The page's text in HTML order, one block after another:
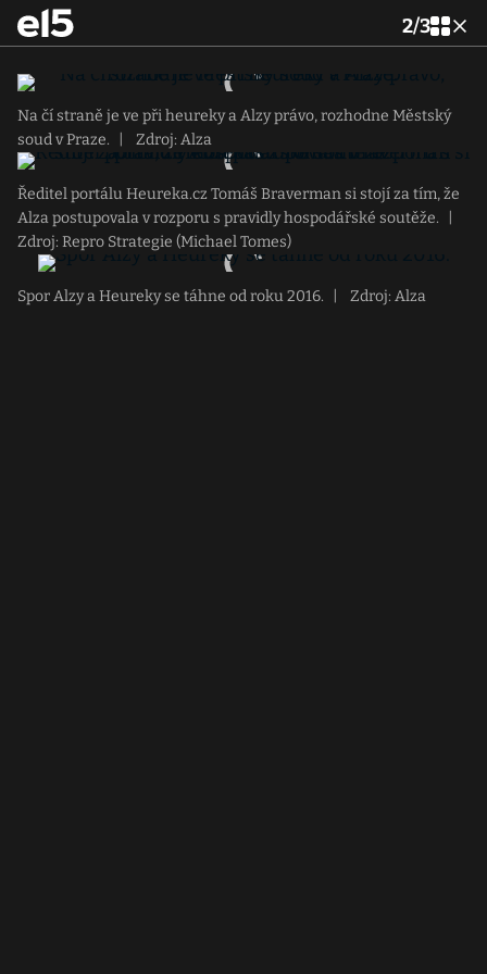
2/3
Na čí straně je ve při heureky a Alzy právo, rozhodne Městský
soud v Praze.
Zdroj: Alza
Ředitel portálu Heureka.cz Tomáš Braverman si stojí za tím, že
Alza postupovala v rozporu s pravidly hospodářské soutěže.
Zdroj: Repro Strategie (Michael Tomes)
Spor Alzy a Heureky se táhne od roku 2016. Zdroj: Alza